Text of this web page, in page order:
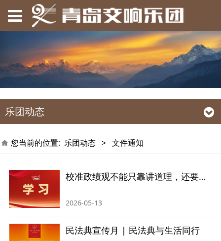
乐团动态
您当前的位置: 乐团动态 > 文件通知
校准政绩观不能只靠讲道理，还要抓这个关键环节
2026-05-13
民法典宣传月 | 民法典与生活同行